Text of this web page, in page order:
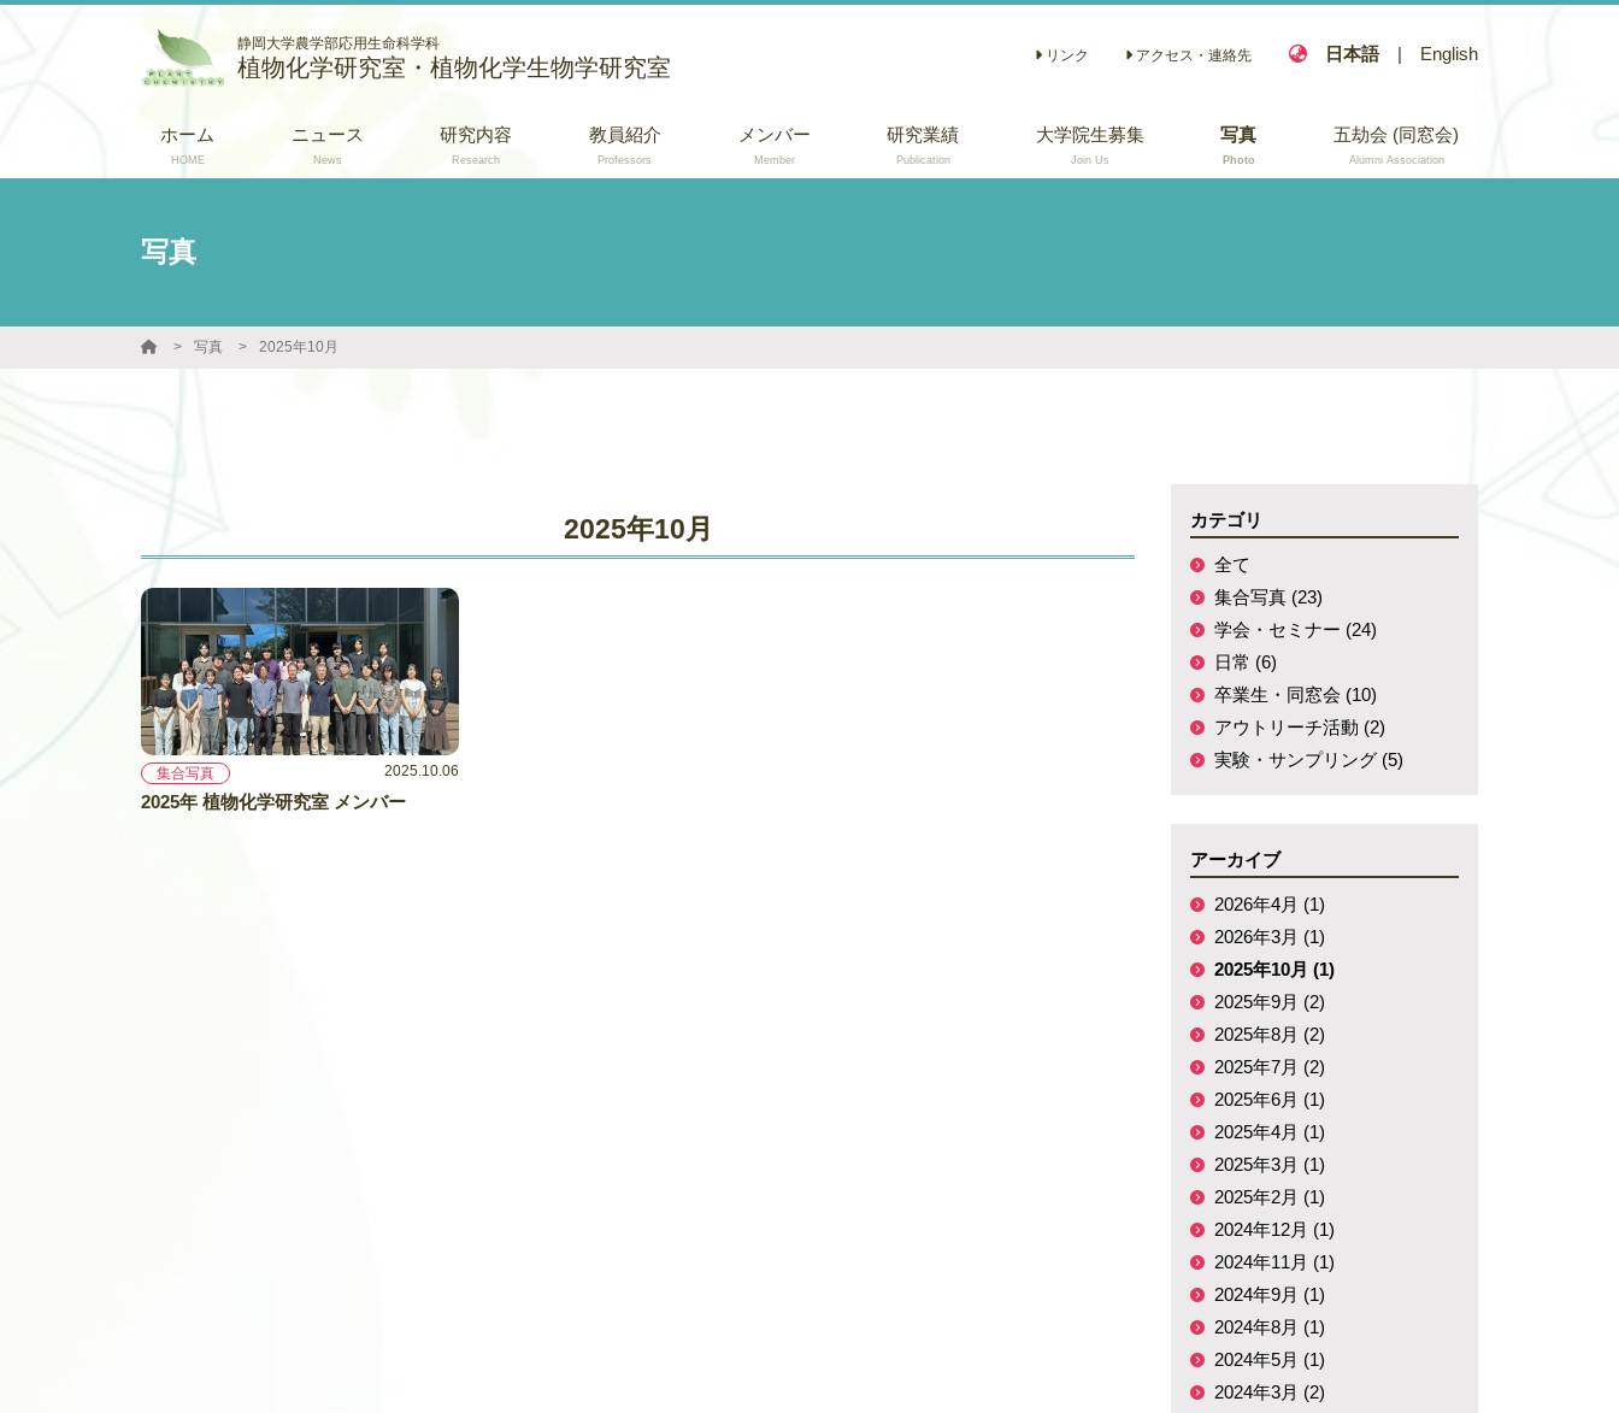
静岡大学農学部応用生命科学科
植物化学研究室・植物化学生物学研究室 リンク アクセス・連絡先 日本語 | English
ホーム
HOME
ニュース
News
研究内容
Research
教員紹介
Professors
メンバー
Member
研究業績
Publication
大学院生募集
Join Us
写真
Photo
五劫会 (同窓会)
Alumni Association
写真
写真 2025年10月
2025年10月
集合写真 2025.10.06
2025年 植物化学研究室 メンバー
カテゴリ
全て
集合写真 (23)
学会・セミナー (24)
日常 (6)
卒業生・同窓会 (10)
アウトリーチ活動 (2)
実験・サンプリング (5)
アーカイブ
2026年4月 (1)
2026年3月 (1)
2025年10月 (1)
2025年9月 (2)
2025年8月 (2)
2025年7月 (2)
2025年6月 (1)
2025年4月 (1)
2025年3月 (1)
2025年2月 (1)
2024年12月 (1)
2024年11月 (1)
2024年9月 (1)
2024年8月 (1)
2024年5月 (1)
2024年3月 (2)